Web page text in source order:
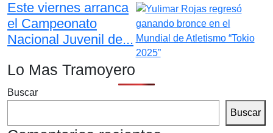
Este viernes arranca
el Campeonato
Nacional Juvenil de...
Lo Mas Tramoyero
Buscar
Buscar